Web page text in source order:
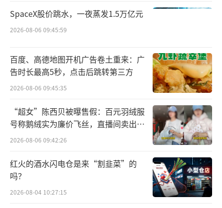
不过，黑芝麻智能也在“缩衣节食”；202
5年，黑芝麻智能的销售开支同比下降27.2%，
善。但一家营收高速增长的公司，销售、行政
等费用通常会同向增长，而黑芝麻智能在研发
投入占营收超170%的背景下大幅压缩运营费
用，这种“一边烧钱、一边节流”的操作，也
透露出公司在现金流压力下的收缩。
截至2025年末，公司现金及现金等价物仅1
4.47亿元，与全年亏损规模接近。对一家仍在
高投入阶段的芯片公司而言，这个数字意味着
如果融资断流，手里的钱撑不了多久。
SpaceX股价跳水，一夜蒸发1.5万亿元
2026-08-06 09:45:59
百度、高德地图开机广告卷土重来：广
告时长最高5秒，点击后跳转第三方
2026-08-06 09:45:35
“超女”陈西贝被曝售假：百元羽绒服
号称鹅绒实为廉价飞丝，直播间卖出超
百万元
2026-08-06 09:42:26
红火的酒水闪电仓是来“割韭菜”的
吗？
2026-08-04 10:27:15